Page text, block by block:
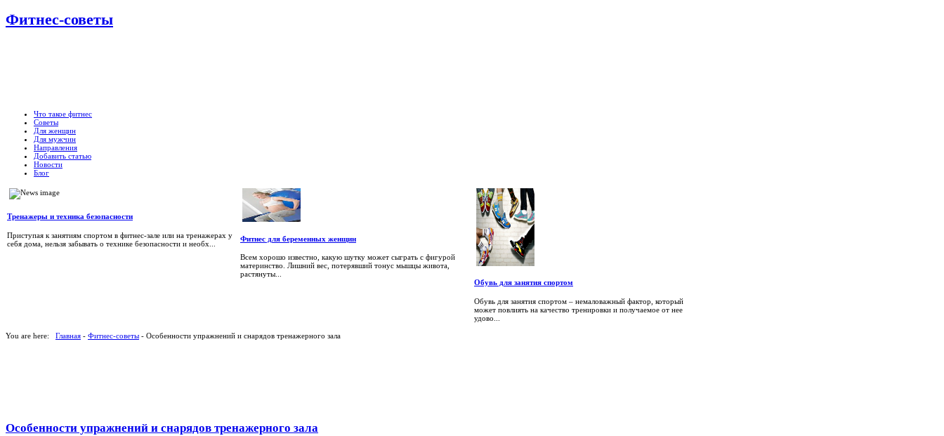
Фитнес-советы
Что такое фитнес
Советы
Для женщин
Для мужчин
Направления
Добавить статью
Новости
Блог
Тренажеры и техника безопасности
Приступая к занятиям спортом в фитнес-зале или на тренажерах у
себя дома, нельзя забывать о технике безопасности и необх...
Фитнес для беременных женщин
Всем хорошо известно, какую шутку может сыграть с фигурой
материнство. Лишний вес, потерявший тонус мышцы живота,
растянуты...
Обувь для занятия спортом
Обувь для занятия спортом – немаловажный фактор, который
может повлиять на качество тренировки и получаемое от нее
удово...
You are here: Главная - Фитнес-советы - Особенности упражнений и снарядов тренажерного зала
Особенности упражнений и снарядов тренажерного зала